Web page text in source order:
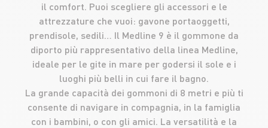
il comfort. Puoi scegliere gli accessori e le
attrezzature che vuoi: gavone portaoggetti,
prendisole, sedili… Il Medline 9 è il gommone da
diporto più rappresentativo della linea Medline,
ideale per le gite in mare per godersi il sole e i
luoghi più belli in cui fare il bagno.
La grande capacità dei gommoni di 8 metri e più ti
consente di navigare in compagnia, in la famiglia
con i bambini, o con gli amici. La versatilità e la